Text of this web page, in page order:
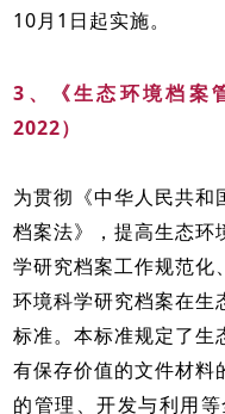
10月1日起实施。
3、《生态环境档案
2022）
为贯彻《中华人民共和
档案法》，提高生态环
学研究档案工作规范化
环境科学研究档案在生
标准。本标准规定了生
有保存价值的文件材料
的管理、开发与利用